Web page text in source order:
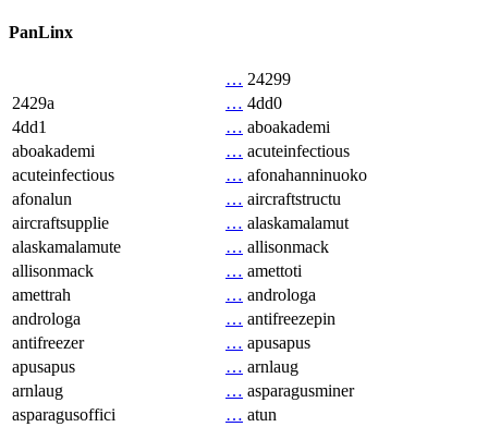
PanLinx
… 24299
2429a
… 4dd0
4dd1
… aboakademi
aboakademi
… acuteinfectious
acuteinfectious
… afonahanninuoko
afonalun
… aircraftstructu
aircraftsupplie
… alaskamalamut
alaskamalamute
… allisonmack
allisonmack
… amettoti
amettrah
… androloga
androloga
… antifreezepin
antifreezer
… apusapus
apusapus
… arnlaug
arnlaug
… asparagusminer
asparagusoffici
… atun